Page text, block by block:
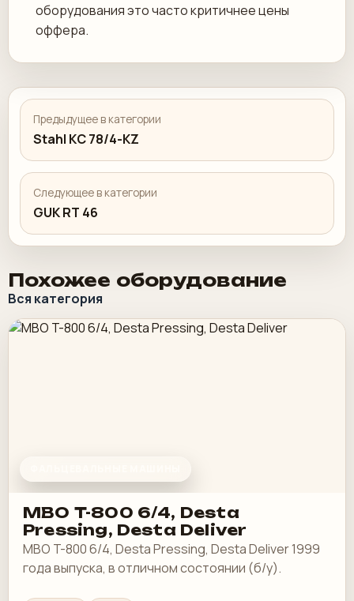
оборудования это часто критичнее цены
оффера.
Предыдущее в категории
Stahl KC 78/4-KZ
Следующее в категории
GUK RT 46
Похожее оборудование
Вся категория
MBO T-800 6/4, Desta
Pressing, Desta Deliver
MBO T-800 6/4, Desta Pressing, Desta Deliver 1999
года выпуска, в отличном состоянии (б/у).